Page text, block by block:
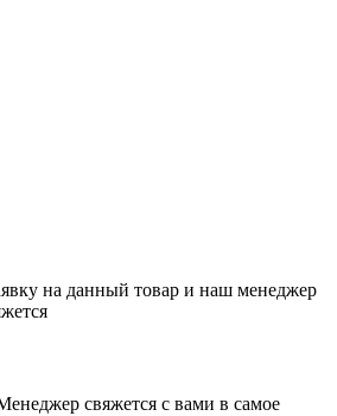
на данный товар и наш менеджер
свяжется с вами в самое